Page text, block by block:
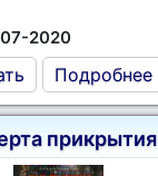
2020
Подробнее
прикрытия